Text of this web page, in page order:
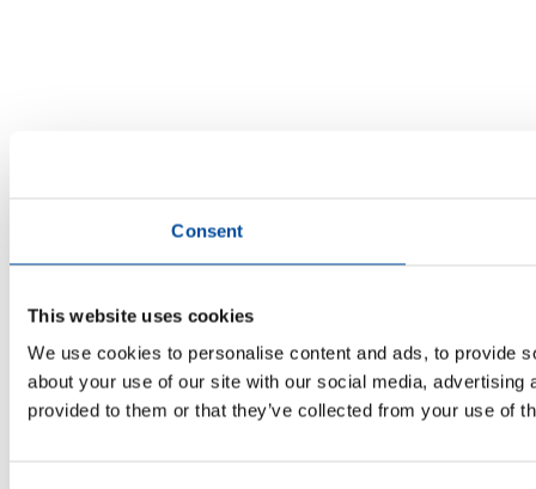
Consent
This website uses cookies
We use cookies to personalise content and ads, to provide
about your use of our site with our social media,
provided to them or that they’ve collected from your use of